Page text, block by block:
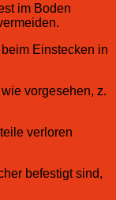
im Boden
Einstecken in
vorgesehen, z.
verloren
befestigt sind,